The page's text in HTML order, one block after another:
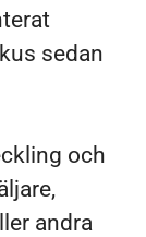
sedan
och
andra